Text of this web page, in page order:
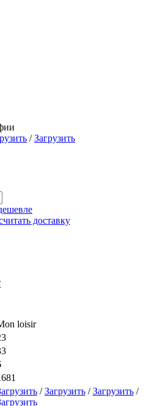
/Загрузить
доставку
loisir
/Загрузить /Загрузить /